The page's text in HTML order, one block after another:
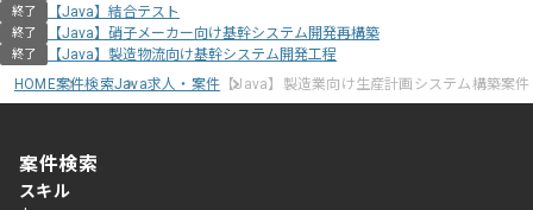
終了 【Java】結合テスト
終了 【Java】硝子メーカー向け基幹システム開発再構築
終了
【Java】製造物流向け基幹システム開発工程
HOME案件検索Java求人・案件 【Java】製造業向け生産計画システム構築案件
案件検索
スキル